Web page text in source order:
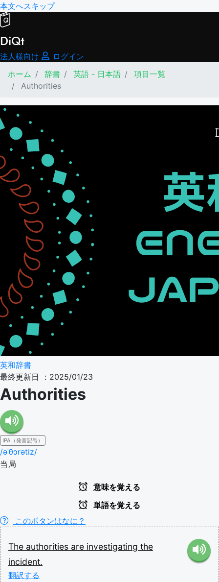
本文へスキップ
DiQt
法人様向け
ログイン
ホーム
辞書 英語 - 日本語
項目一覧
Authorities
英和辞書
最終更新日 ：2025/01/23
Authorities
IPA（発音記号）
/əˈθɔrətiz/
当局
意味を覚える
単語を覚える
このボタンはなに？
The authorities are investigating the
incident.
翻訳する